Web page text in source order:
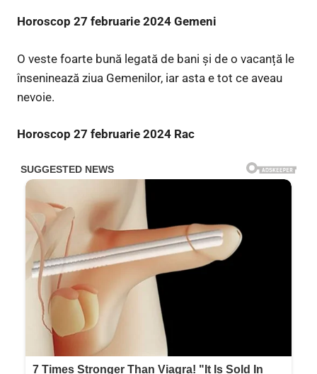
Horoscop 27 februarie 2024 Gemeni
O veste foarte bună legată de bani și de o vacanță le
înseninează ziua Gemenilor, iar asta e tot ce aveau
nevoie.
Horoscop 27 februarie 2024 Rac